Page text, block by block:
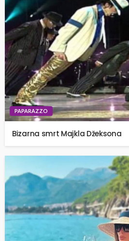
PAPARAZZO
Bizarna smrt Majkla Džeksona